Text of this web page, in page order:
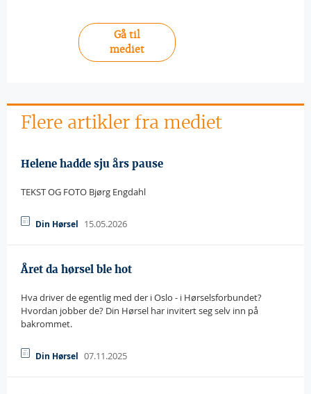
Gå til
mediet
Flere artikler fra mediet
Helene hadde sju års pause
TEKST OG FOTO Bjørg Engdahl
Din Hørsel 15.05.2026
Året da hørsel ble hot
Hva driver de egentlig med der i Oslo - i Hørselsforbundet?
Hvordan jobber de? Din Hørsel har invitert seg selv inn på
bakrommet.
Din Hørsel 07.11.2025